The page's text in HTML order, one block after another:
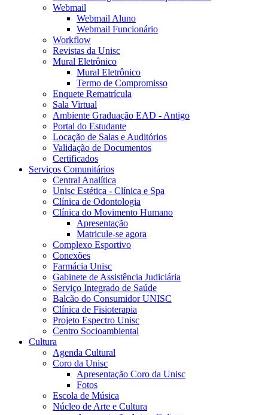
Webmail
Webmail Aluno
Webmail Funcionário
Workflow
Revistas da Unisc
Mural Eletrônico
Mural Eletrônico
Termo de Compromisso
Enquete Rematrícula
Sala Virtual
Ambiente Graduação EAD - Antigo
Portal do Estudante
Locação de Salas e Auditórios
Validação de Documentos
Certificados
Serviços Comunitários
Central Analítica
Unisc Estética - Clínica e Spa
Clínica de Odontologia
Clínica do Movimento Humano
Apresentação
Matricule-se agora
Complexo Esportivo
Conexões
Farmácia Unisc
Gabinete de Assistência Judiciária
Serviço Integrado de Saúde
Balcão do Consumidor UNISC
Clínica de Fisioterapia
Projeto Espectro Unisc
Centro Socioambiental
Cultura
Agenda Cultural
Coro da Unisc
Apresentação Coro da Unisc
Fotos
Escola de Música
Núcleo de Arte e Cultura